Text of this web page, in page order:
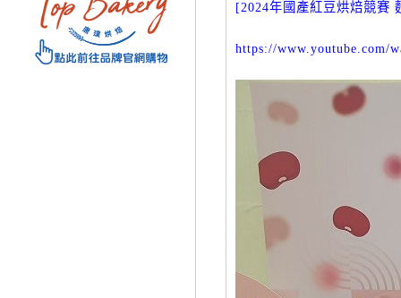
[2024年國產紅豆烘焙競賽
https://www.youtube.com/